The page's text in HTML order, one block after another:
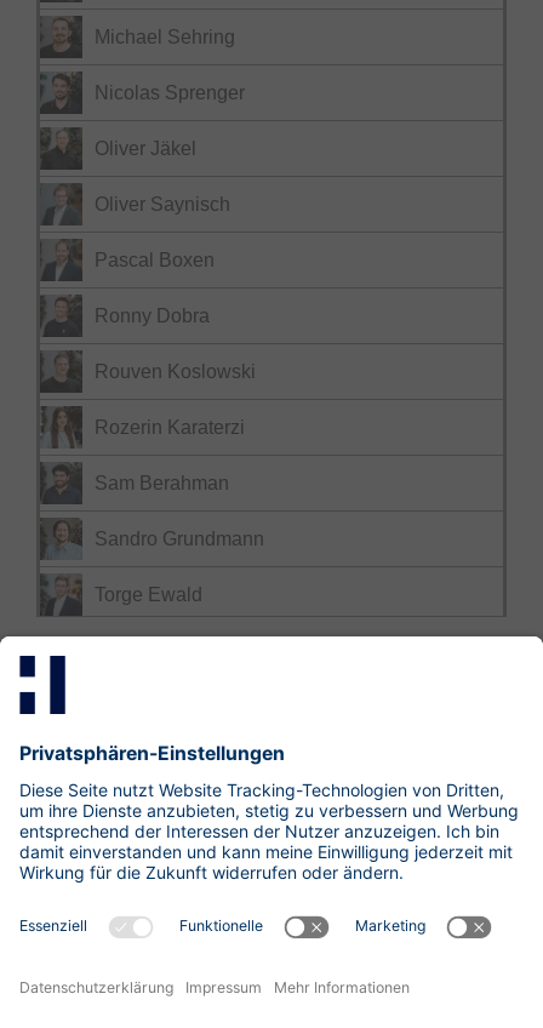
Michael Sehring
Nicolas Sprenger
Oliver Jäkel
Oliver Saynisch
Pascal Boxen
Ronny Dobra
Rouven Koslowski
Rozerin Karaterzi
Sam Berahman
Sandro Grundmann
Torge Ewald
Mastodon
LinkedIn
Xing